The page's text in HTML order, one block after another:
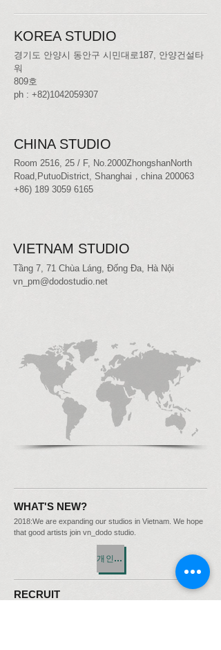
KOREA STUDIO
경기도 안양시 동안구 시민대로187, 안양건설타
워
809호
ph : +82)1042059307
CHINA STUDIO
Room 2516, 25 / F, No.2000ZhongshanNorth
Road,PutuoDistrict, Shanghai，china 200063
+86) 189 3059 6165
VIETNAM STUDIO
Tầng 7, 71 Chùa Láng, Đống Đa, Hà Nội
vn_pm@dodostudio.net
WHAT'S NEW?
2018:We are expanding our studios in Vietnam. We hope
that good artists join vn_dodo studio.
개인정보 처리방침
RECRUIT